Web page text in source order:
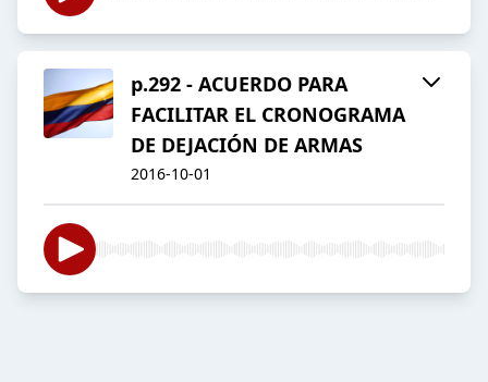
p.292 - ACUERDO PARA
FACILITAR EL CRONOGRAMA
DE DEJACIÓN DE ARMAS
2016-10-01